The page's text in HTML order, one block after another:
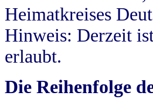
Heimatkreises
Hinweis: Derzeit
erlaubt.
Die Reihenfolge